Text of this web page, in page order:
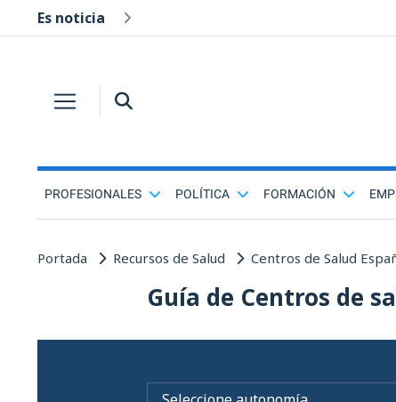
Es noticia
PROFESIONALES POLÍTICA FORMACIÓN
Portada Recursos de Salud Centros de Salud
Guía de Centros de